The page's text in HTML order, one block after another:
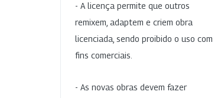
- A licença permite que outros
remixem, adaptem e criem obra
licenciada, sendo proibido o uso com
fins comerciais.
- As novas obras devem fazer